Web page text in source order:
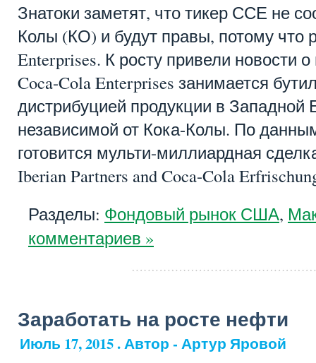
Знатоки заметят, что тикер ССЕ не
Колы (КО) и будут правы, потому что
Enterprises. К росту привели новости
Coca-Cola Enterprises занимается
дистрибуцией продукции в Западной
независимой от Кока-Колы. По
готовится мульти-миллиардная
Iberian Partners and Coca-Cola
Разделы: Фондовый рынок США,
комментариев »
Заработать на росте нефти
Июль 17, 2015 . Автор - Артур Яровой